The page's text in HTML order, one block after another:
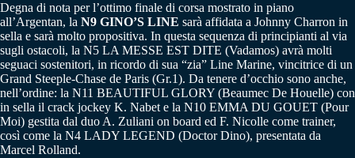
Degna di nota per l’ottimo finale di corsa mostrato in piano
all’Argentan, la N9 GINO’S LINE sarà affidata a Johnny Charron in
sella e sarà molto propositiva. In questa sequenza di principianti al via
sugli ostacoli, la N5 LA MESSE EST DITE (Vadamos) avrà molti
seguaci sostenitori, in ricordo di sua “zia” Line Marine, vincitrice di un
Grand Steeple-Chase de Paris (Gr.1). Da tenere d’occhio sono anche,
nell’ordine: la N11 BEAUTIFUL GLORY (Beaumec De Houelle) con
in sella il crack jockey K. Nabet e la N10 EMMA DU GOUET (Pour
Moi) gestita dal duo A. Zuliani on board ed F. Nicolle come trainer,
così come la N4 LADY LEGEND (Doctor Dino), presentata da
Marcel Rolland.